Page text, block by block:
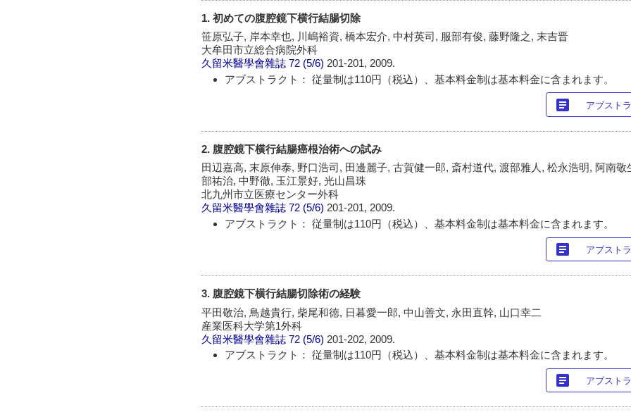
1. 初めての腹腔鏡下横行結腸切除
笹原弘子, 岸本幸也, 川嶋裕資, 橋本宏介, 中村英司, 服部有俊, 藤野隆之, 末吉晋
大牟田市立総合病院外科
久留米醫學會雜誌 72 (5/6) 201-201, 2009.
アブストラクト： 従量制は110円（税込）、基本料金制は基本料金に含まれます。
article アブスト
2. 腹腔鏡下横行結腸癌根治術への試み
田辺嘉高, 末原伸泰, 野口浩司, 田邊麗子, 古賀健一郎, 斎村道代, 渡部雅人, 松永浩明, 阿南敬
部祐治, 中野徹, 玉江景好, 光山昌珠
北九州市立医療センター外科
久留米醫學會雜誌 72 (5/6)201-201, 2009.
アブストラクト： 従量制は110円（税込）、基本料金制は基本料金に含まれます。
article アブスト
3. 腹腔鏡下横行結腸切除術の経験
平田敬治, 鳥越貴行, 柴尾和徳, 日暮愛一郎, 中山善文, 永田直幹, 山口幸二
産業医科大学第1外科
久留米醫學會雜誌 72 (5/6) 201-202, 2009.
アブストラクト： 従量制は110円（税込）、基本料金制は基本料金に含まれます。
article アブスト